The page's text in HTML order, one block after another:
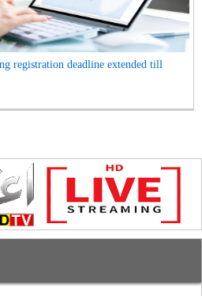
registration deadline extended till